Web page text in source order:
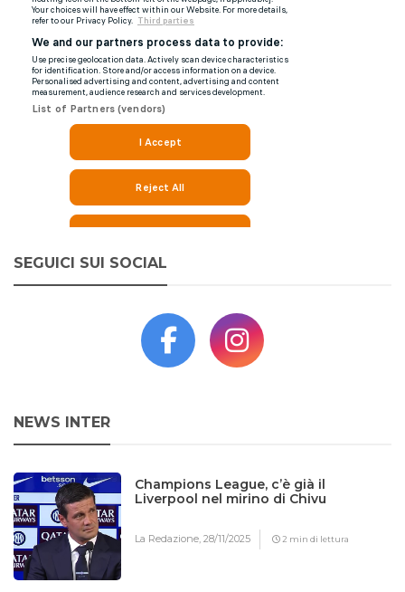
SEGUICI SUI SOCIAL
NEWS INTER
Champions League, c’è già il
Liverpool nel mirino di Chivu
La Redazione,28/11/2025 2 min di lettura